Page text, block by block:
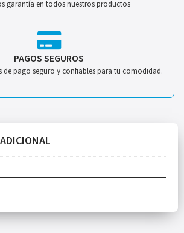
garantía en todos nuestros productos
PAGOS SEGUROS
de pago seguro y confiables para tu comodidad.